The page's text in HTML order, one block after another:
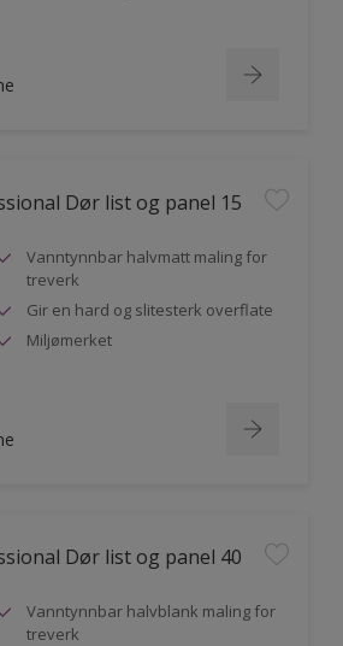
Dør list og panel 15
Vanntynnbar halvmatt maling for
treverk
Gir en hard og slitesterk overflate
Miljømerket
Dør list og panel 40
Vanntynnbar halvblank maling for
treverk